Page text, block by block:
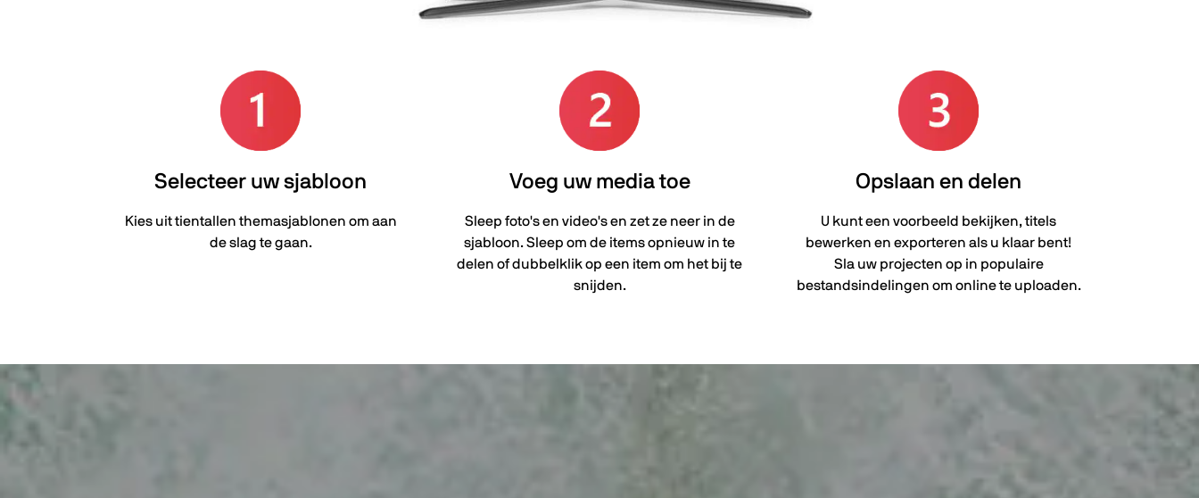
Selecteer uw sjabloon
Kies uit tientallen themasjablonen om aan
de slag te gaan.
Voeg uw media toe
Sleep foto's en video's en zet ze neer in de
sjabloon. Sleep om de items opnieuw in te
delen of dubbelklik op een item om het bij te
snijden.
Opslaan en delen
U kunt een voorbeeld bekijken, titels
bewerken en exporteren als u klaar bent!
Sla uw projecten op in populaire
bestandsindelingen om online te uploaden.